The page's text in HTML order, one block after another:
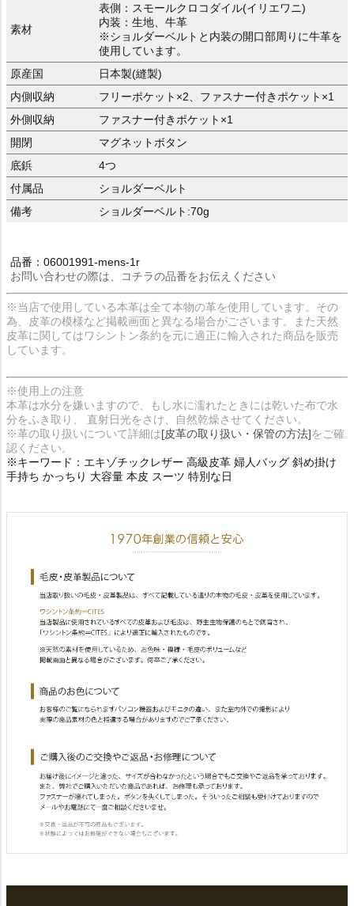
素材
表側：スモールクロコダイル(イリエワニ)
内装：生地、牛革
※ショルダーベルトと内装の開口部周りに牛革を
使用しています。
原産国
日本製(縫製)
内側収納
フリーポケット×2、ファスナー付きポケット×1
外側収納
ファスナー付きポケット×1
開閉
マグネットボタン
底鋲
4つ
付属品
ショルダーベルト
備考
ショルダーベルト:70g
品番：06001991-mens-1r
お問い合わせの際は、コチラの品番をお伝えください
※当店で使用している本革は全て本物の革を使用しています。その
為、皮革の模様など掲載画面と異なる場合がございます。また天然
皮革に関してはワシントン条約を元に適正に輸入された商品を販売
しています。
※使用上の注意
本革は水分を嫌いますので、もし水に濡れたときには乾いた布で水
分をふき取り、 直射日光をさけ、自然乾燥させてください。
※革の取り扱いについて詳細は[皮革の取り扱い・保管の方法]をご確
認ください。
※キーワード：エキゾチックレザー 高級皮革 婦人バッグ 斜め掛け
手持ち かっちり 大容量 本皮 スーツ 特別な日